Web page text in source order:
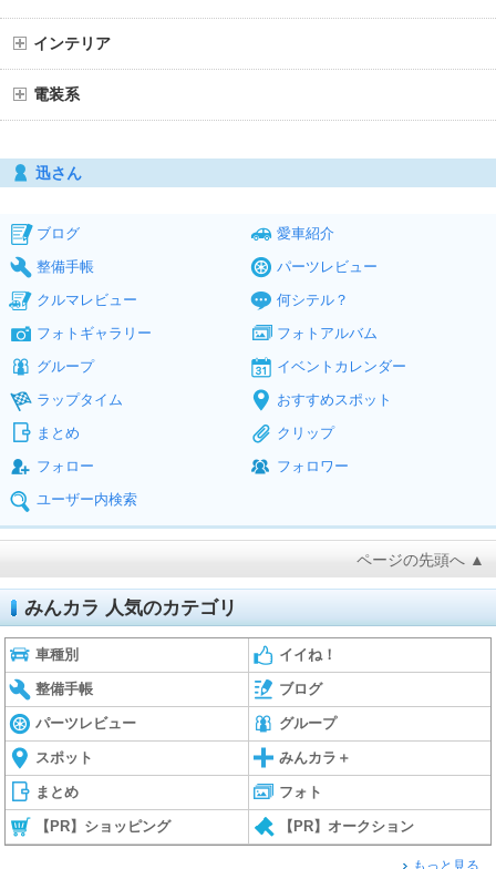
インテリア
電装系
迅さん
ブログ
愛車紹介
整備手帳
パーツレビュー
クルマレビュー
何シテル？
フォトギャラリー
フォトアルバム
グループ
イベントカレンダー
ラップタイム
おすすめスポット
まとめ
クリップ
フォロー
フォロワー
ユーザー内検索
ページの先頭へ ▲
みんカラ 人気のカテゴリ
車種別 イイね！
整備手帳 ブログ
パーツレビュー グループ
スポット みんカラ＋
まとめ フォト
【PR】ショッピング 【PR】オークション
もっと見る